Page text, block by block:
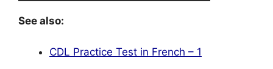
See also:
CDL Practice Test in French – 1